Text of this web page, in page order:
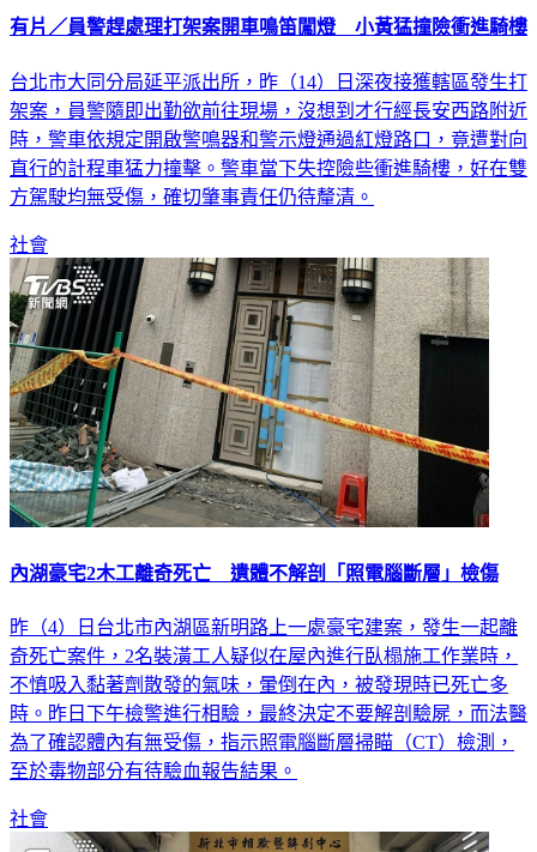
有片／員警趕處理打架案開車鳴笛闖燈 小黃猛撞險衝進騎樓
台北市大同分局延平派出所，昨（14）日深夜接獲轄區發生打
架案，員警隨即出勤欲前往現場，沒想到才行經長安西路附近
時，警車依規定開啟警鳴器和警示燈通過紅燈路口，竟遭對向
直行的計程車猛力撞擊。警車當下失控險些衝進騎樓，好在雙
方駕駛均無受傷，確切肇事責任仍待釐清。
社會
內湖豪宅2木工離奇死亡 遺體不解剖「照電腦斷層」檢傷
昨（4）日台北市內湖區新明路上一處豪宅建案，發生一起離
奇死亡案件，2名裝潢工人疑似在屋內進行臥榻施工作業時，
不慎吸入黏著劑散發的氣味，暈倒在內，被發現時已死亡多
時。昨日下午檢警進行相驗，最終決定不要解剖驗屍，而法醫
為了確認體內有無受傷，指示照電腦斷層掃瞄（CT）檢測，
至於毒物部分有待驗血報告結果。
社會